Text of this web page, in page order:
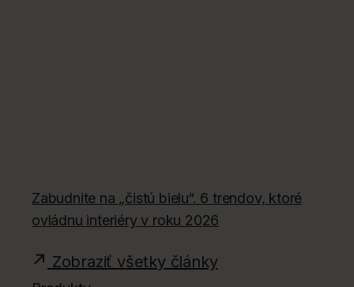
Zabudnite na „čistú bielu“. 6 trendov, ktoré
ovládnu interiéry v roku 2026
Zobraziť všetky články